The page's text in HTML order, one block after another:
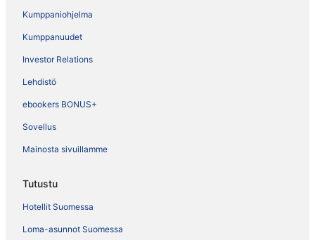
Kumppaniohjelma
Kumppanuudet
Investor Relations
Lehdistö
ebookers BONUS+
Sovellus
Mainosta sivuillamme
Tutustu
Hotellit Suomessa
Loma-asunnot Suomessa